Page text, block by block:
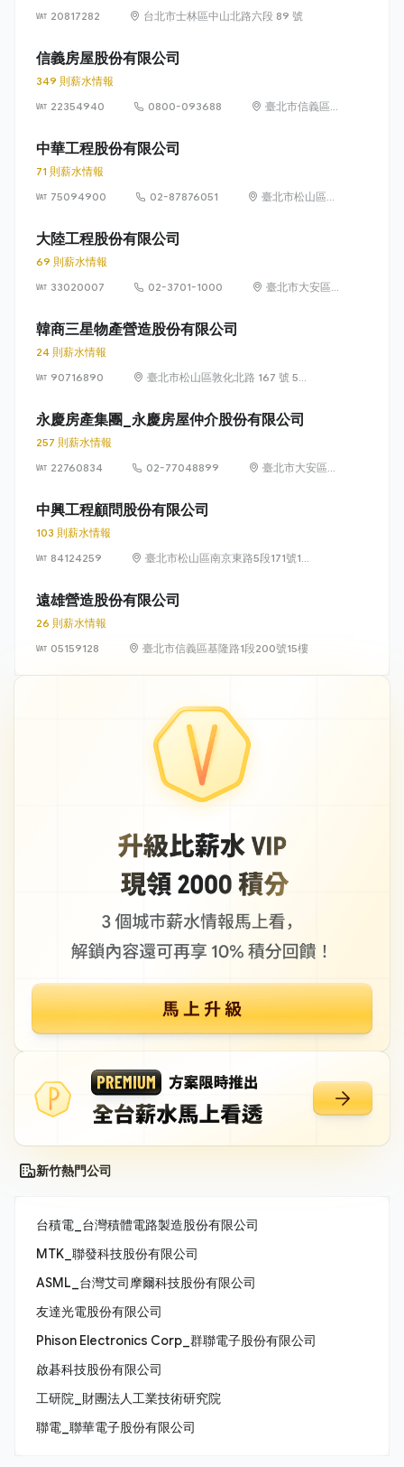
20817282
台北市士林區中山北路六段 89 號
信義房屋股份有限公司
349 則薪水情報
22354940
0800-093688
臺北市信義區
中華工程股份有限公司
71 則薪水情報
75094900
02-87876051
臺北市松山區東
大陸工程股份有限公司
69 則薪水情報
33020007
02-3701-1000
臺北市大安區
韓商三星物產營造股份有限公司
24 則薪水情報
90716890
臺北市松山區敦化北路 167 號 5
永慶房產集團_永慶房屋仲介股份有限公司
257 則薪水情報
22760834
02-77048899
臺北市大安區敦
中興工程顧問股份有限公司
103 則薪水情報
84124259
臺北市松山區南京東路5段171號14
遠雄營造股份有限公司
26 則薪水情報
05159128
臺北市信義區基隆路1段200號15樓
新竹熱門公司
台積電_台灣積體電路製造股份有限公司
MTK_聯發科技股份有限公司
ASML_台灣艾司摩爾科技股份有限公司
友達光電股份有限公司
Phison Electronics Corp_群聯電子股份有限公司
啟碁科技股份有限公司
工研院_財團法人工業技術研究院
聯電_聯華電子股份有限公司